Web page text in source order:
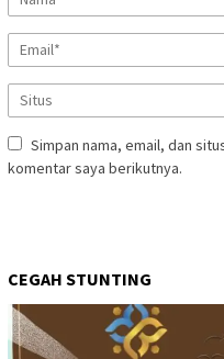
Simpan nama, email, dan
komentar saya berikutnya.
CEGAH STUNTING